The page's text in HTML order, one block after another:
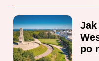
Jak
po